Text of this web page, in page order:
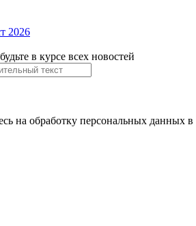
2026
в курсе всех новостей
на обработку персональных данных в